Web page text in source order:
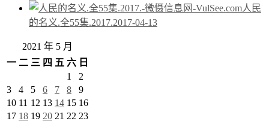
人民
的名义.全55集.2017.2017-04-13
2021 年 5 月
一 二 三 四 五 六 日
1
2
3
4 5 6 7 8
9
10 11 12 13 14 15 16
17 18 19 20 21 22 23